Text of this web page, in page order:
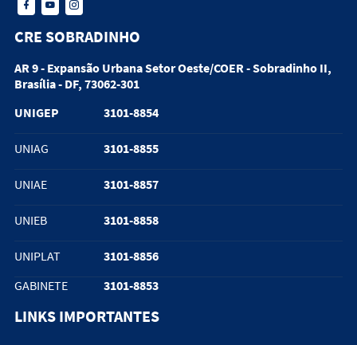
CRE SOBRADINHO
AR 9 - Expansão Urbana Setor Oeste/COER - Sobradinho II,
Brasília - DF, 73062-301
UNIGEP
3101-8854
UNIAG 3101-8855
UNIAE 3101-8857
UNIEB 3101-8858
UNIPLAT
3101-8856
GABINETE
3101-8853
LINKS IMPORTANTES